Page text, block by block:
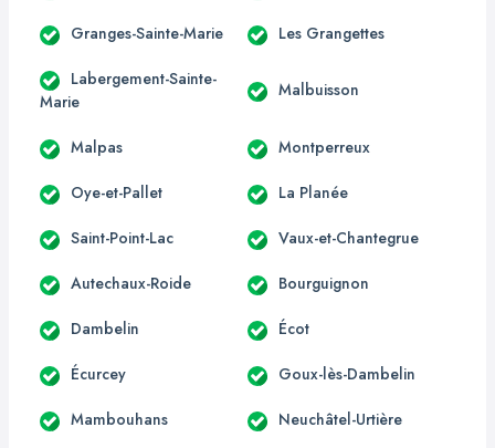
Granges-Sainte-Marie Les Grangettes
Labergement-Sainte-
Marie
Malbuisson
Malpas Montperreux
Oye-et-Pallet La Planée
Saint-Point-Lac Vaux-et-Chantegrue
Autechaux-Roide Bourguignon
Dambelin Écot
Écurcey Goux-lès-Dambelin
Mambouhans Neuchâtel-Urtière